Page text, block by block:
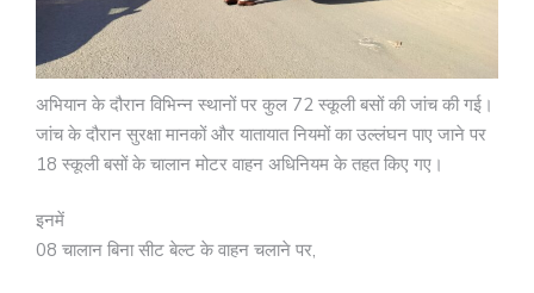
अभियान के दौरान विभिन्न स्थानों पर कुल 72 स्कूली बसों की जांच की गई।
जांच के दौरान सुरक्षा मानकों और यातायात नियमों का उल्लंघन पाए जाने पर
18 स्कूली बसों के चालान मोटर वाहन अधिनियम के तहत किए गए।
इनमें
08 चालान बिना सीट बेल्ट के वाहन चलाने पर,